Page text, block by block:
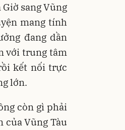
sang Vũng
mang tính
đang dần
với trung tâm
kết nối trực
lớn.
còn gì phải
của Vũng Tàu